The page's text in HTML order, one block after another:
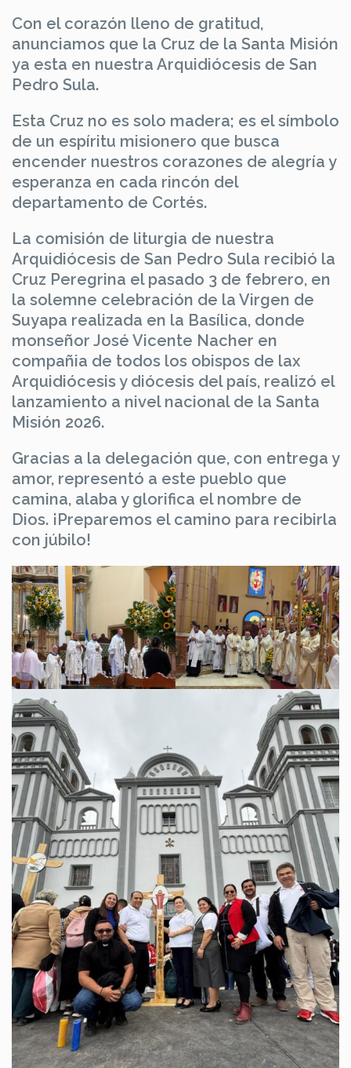
Con el corazón lleno de gratitud,
anunciamos que la Cruz de la Santa Misión
ya esta en nuestra Arquidiócesis de San
Pedro Sula.
Esta Cruz no es solo madera; es el símbolo
de un espíritu misionero que busca
encender nuestros corazones de alegría y
esperanza en cada rincón del
departamento de Cortés.
La comisión de liturgia de nuestra
Arquidiócesis de San Pedro Sula recibió la
Cruz Peregrina el pasado 3 de febrero, en
la solemne celebración de la Virgen de
Suyapa realizada en la Basílica, donde
monseñor José Vicente Nacher en
compañia de todos los obispos de lax
Arquidiócesis y diócesis del país, realizó el
lanzamiento a nivel nacional de la Santa
Misión 2026.
Gracias a la delegación que, con entrega y
amor, representó a este pueblo que
camina, alaba y glorifica el nombre de
Dios. ¡Preparemos el camino para recibirla
con júbilo!